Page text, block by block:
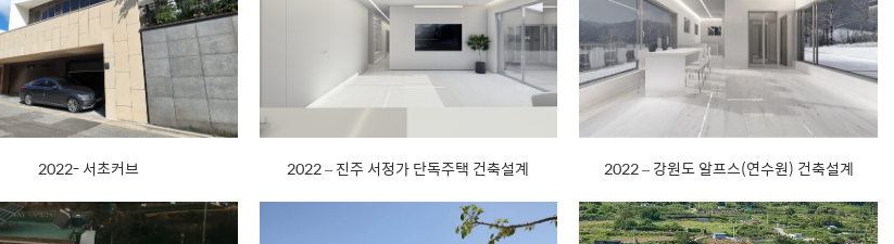
2022- 서초커브 2022 – 진주 서정가 단독주택 건축설계 2022 – 강원도 알프스(연수원) 건축설계